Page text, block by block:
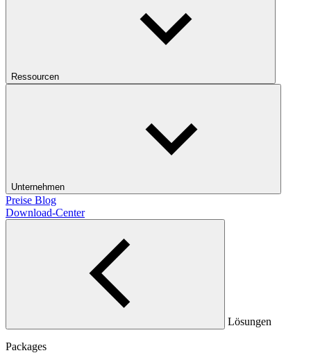
Ressourcen
Unternehmen
Preise Blog
Download-Center
Lösungen
Packages